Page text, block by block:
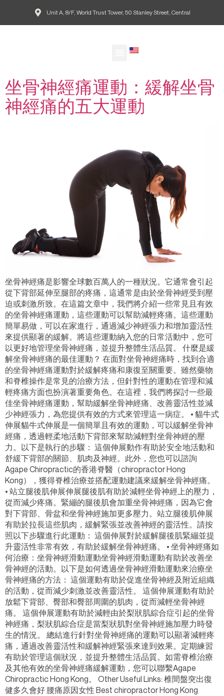
Unit A, 8/F, World Trust Tower, 50 Stanley Street, Central
坐骨神經痛運動：緩解坐骨
神經痛的五大運動
坐骨神經痛是影響全球數百萬人的一種狀況。它通常會引起
從下背部延伸至腿部的疼痛，這通常是由於坐骨神經受到壓
迫或刺激所致。在這篇文章中，我們將介紹一些常見且有效
的坐骨神經痛運動，這些運動可以幫助減輕疼痛。這些運動
簡單易做，可以在家進行，通過減少神經張力和增加靈活性
來提供顯著的緩解。將這些運動納入您的日常活動中，您可
以更好地管理坐骨神經痛，並提升整體生活品質。 什麼是緩
解坐骨神經痛的最佳運動？ 在面對坐骨神經痛時，找到合適
的坐骨神經痛運動對於緩解疼痛和康復至關重要。雖然藥物
和脊椎操作是常見的治療方法，但針對性的運動在管理和減
輕疼痛方面也扮演著重要角色。在這裡，我們將探討一些最
佳坐骨神經痛運動，幫助緩解坐骨神經痛、改善靈活性並減
少神經張力，為您提供有效的方式來管理這一病症。 • 貓牛式
伸展貓牛式伸展是一個簡單且有效的運動，可以緩解坐骨神
經痛，透過輕柔地活動下背部來幫助減輕對坐骨神經的壓
力。以下是執行的步驟： 這個伸展動作有助於安全地活動和
舒緩下背部的關節、肌肉及神經。此外，您也可以諮詢
Agape Chiropractic的香港脊醫（chiropractor Hong
Kong），獲得脊椎治療並搭配運動建議來緩解坐骨神經痛。
• 站立腿後肌伸展伸展腿後肌有助於減輕坐骨神經上的壓力，
從而減少疼痛。緊繃的腿後肌會加重坐骨神經痛，因為它會
對下背部、骨盆和坐骨神經施加更多壓力。站立腿後肌伸展
有助於拉長這些肌肉，緩解緊張並改善神經的靈活性。請按
照以下步驟進行此運動： 這個伸展對於緩解腿後肌緊繃並提
升靈活性非常有效，有助於緩解坐骨神經痛。 • 坐骨神經痛如
何治療：坐骨神經滑動運動坐骨神經滑動運動有助於改善坐
骨神經的活動。以下是如何透過坐骨神經滑動運動來治療坐
骨神經痛的方法： 這個運動有助於促進坐骨神經及附近組織
的活動，從而減少刺激並改善靈活性。 這個伸展運動有助於
放鬆下背部、臀部和臀部周圍的肌肉，從而減輕坐骨神經
痛。 這個伸展運動有助於減輕由於梨狀肌綜合症引起的坐骨
神經痛，梨狀肌綜合症是當梨狀肌對坐骨神經施加壓力時發
生的情況。 總結進行針對坐骨神經痛的運動可以顯著減輕疼
痛，通過改善靈活性和緩解神經緊張來達到效果。定期練習
有助於管理這個狀況，並提升整體生活品質。如需脊椎治療
及其他有效的坐骨神經痛緩解運動，您可以聯繫Agape
Chiropractic Hong Kong。 Other Useful Links: 椎間盤突出復
健多久會好 腰痛原因女性 Best chiropractor Hong Kong